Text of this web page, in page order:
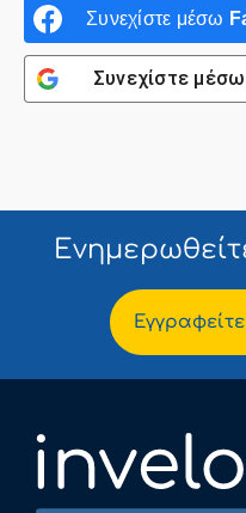
Συνεχίστε μέσω
Συνεχίστε μέσω